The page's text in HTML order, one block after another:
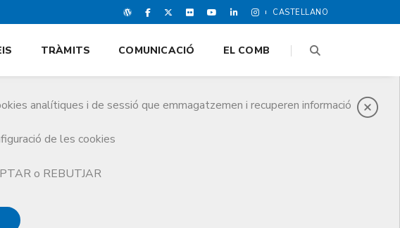
CASTELLANO
analítiques i de sessió que emmagatzemen i recuperen informació
de les cookies
o REBUTJAR
TRÀMITS COMUNICACIÓ EL COMB